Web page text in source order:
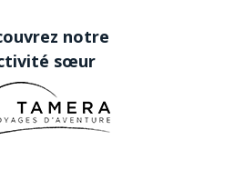
notre
sœur